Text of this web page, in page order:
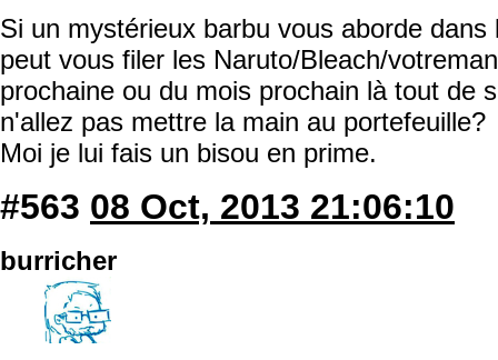
Si un mystérieux barbu vous aborde
peut vous filer les Naruto/Bleach/
prochaine ou du mois prochain là tout de
n'allez pas mettre la main au portefeuille?
Moi je lui fais un bisou en prime.
#563 08 Oct, 2013 21:06:10
burricher